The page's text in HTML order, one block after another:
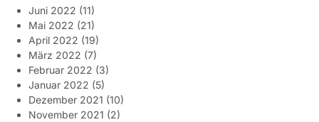
Juni 2022 (11)
Mai 2022 (21)
April 2022 (19)
März 2022 (7)
Februar 2022 (3)
Januar 2022 (5)
Dezember 2021 (10)
November 2021 (2)